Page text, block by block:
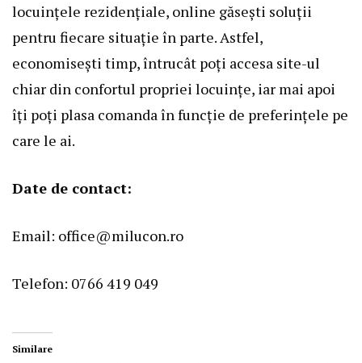
locuințele rezidențiale, online găsești soluții
pentru fiecare situație în parte. Astfel,
economisești timp, întrucât poți accesa site-ul
chiar din confortul propriei locuințe, iar mai apoi
îți poți plasa comanda în funcție de preferințele pe
care le ai.
Date de contact:
Email: office@milucon.ro
Telefon: 0766 419 049
Similare